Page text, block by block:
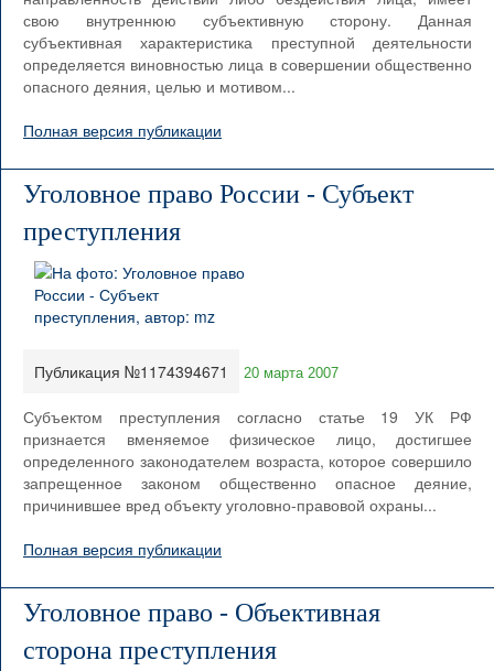
свою внутреннюю субъективную сторону. Данная
субъективная характеристика преступной деятельности
определяется виновностью лица в совершении общественно
опасного деяния, целью и мотивом...
Полная версия публикации
Уголовное право России - Субъект
преступления
Публикация №1174394671 20 марта 2007
Субъектом преступления согласно статье 19 УК РФ
признается вменяемое физическое лицо, достигшее
определенного законодателем возраста, которое совершило
запрещенное законом общественно опасное деяние,
причинившее вред объекту уголовно-правовой охраны...
Полная версия публикации
Уголовное право - Объективная
сторона преступления